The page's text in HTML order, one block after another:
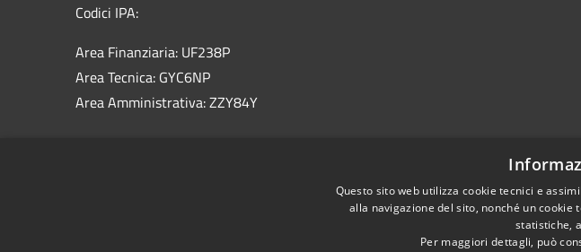
Codici IPA:
Area Finanziaria: UF238P
Area Tecnica: GYC6NP
Area Amministrativa: ZZY84Y
Questo sito web utilizza cookie tecnici e
alla navigazione del sito, nonché un
statistiche,
Per maggiori dettagli, può